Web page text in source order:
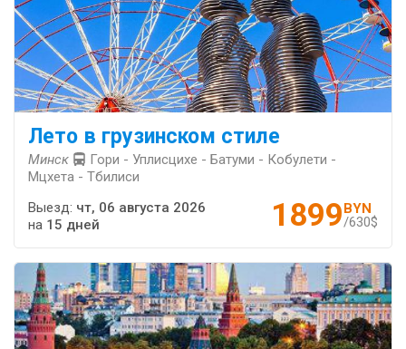
Лето в грузинском стиле
Минск
Гори - Уплисцихе - Батуми - Кобулети -
Мцхета - Тбилиси
1899BYN
/630$
Выезд: чт, 06 августа 2026
на 15 дней